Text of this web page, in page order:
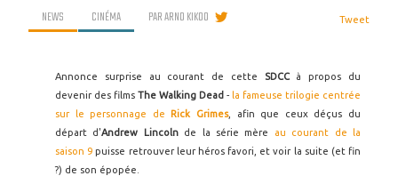
NEWS CINÉMA PARARNO KIKOO Tweet
Annonce surprise au courant de cette SDCC à propos du
devenir des films The Walking Dead - la fameuse trilogie centrée
sur le personnage deRick Grimes, afin que ceux déçus du
départ d'Andrew Lincoln de la série mère au courant de la
saison 9 puisse retrouver leur héros favori, et voir la suite (et fin
?) de son épopée.